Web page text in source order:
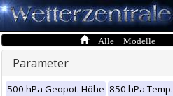
Alle Modelle
Parameter
500 hPa Geopot. Höhe 850 hPa Temp.